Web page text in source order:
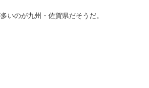
いのが九州・佐賀県だそうだ。